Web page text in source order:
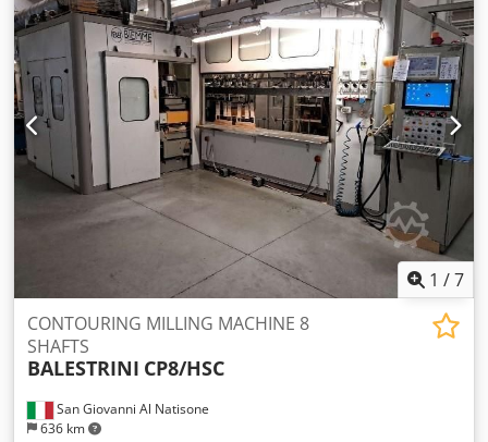
savijenog nameštaja i elemenata građevinske stolarije.
Tehnička specifikacija: Konstrukcija: Mašina je opremljena
sa više radnih jedinica (glava) koje rade istovremeno na
osnovu kopirnih šablona. Pogoni: Glavni motori sa snagom
obično većom od 2,9 kW (do 10 KS u zavisnosti od
konfiguracije agregata), često napajani na 380-400V. Radna
oprema: Ima radne stolove sa mogućnošću ugaonog
podešavanja u dve ravni, kao i pneumatski sistem za
pritisak koji obezbeđuje stabilnost obrađivanog materijala.
Dsdpfx Aaszbc Rteneck Parametri: Mašina omogućava
glodanje elemenata dužine često preko 2000 mm kod većih
modela. Težina se kreće oko 900 kg.
1 /7
San Giovanni Al Natisone
636 km
CONTOURING MILLING MACHINE 8
SHAFTS
BALESTRINI CP8/HSC